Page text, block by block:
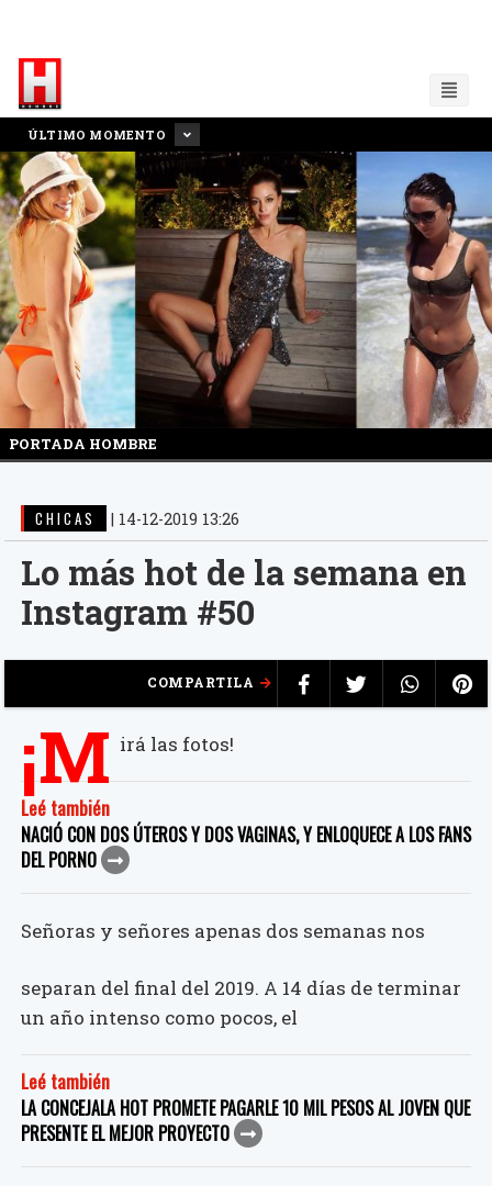
ÚLTIMO MOMENTO
PORTADA HOMBRE
CHICAS | 14-12-2019 13:26
Lo más hot de la semana en
Instagram #50
COMPARTILA
¡M irá las fotos!
Leé también
NACIÓ CON DOS ÚTEROS Y DOS VAGINAS, Y ENLOQUECE A LOS FANS
DEL PORNO
Señoras y señores apenas dos semanas nos
separan del final del 2019. A 14 días de terminar
un año intenso como pocos, el
Leé también
LA CONCEJALA HOT PROMETE PAGARLE 10 MIL PESOS AL JOVEN QUE
PRESENTE EL MEJOR PROYECTO